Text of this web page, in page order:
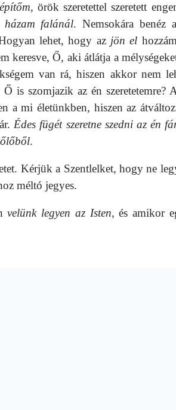
, örök szeretettel szeretett
házam falánál. Nemsokára benéz
lehet, hogy az jön el
keresve, Ő, aki átlátja a
van rá, hiszen akkor nem
is szomjazik az én szeretetemre?
a mi életünkben, hiszen az
Édes fügét szeretne szedni az én
.
Kérjük a Szentlelket, hogy ne
méltó jegyes.
velünk legyen az Isten, és amikor